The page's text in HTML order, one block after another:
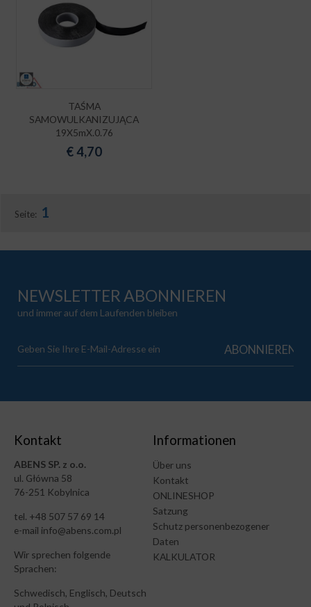
TAŚMA
SAMOWULKANIZUJĄCA
19X5mX.0.76
€4,70
Seite: 1
NEWSLETTER ABONNIEREN
und immer auf dem Laufenden bleiben
Kontakt
ABENS SP. z o.o.
ul. Główna 58
76-251 Kobylnica
tel. +48 507 57 69 14
e-mail info@abens.com.pl
Wir sprechen folgende
Sprachen:
Schwedisch, Englisch, Deutsch
Informationen
Über uns
Kontakt
ONLINESHOP
Satzung
Schutz personenbezogener
Daten
KALKULATOR